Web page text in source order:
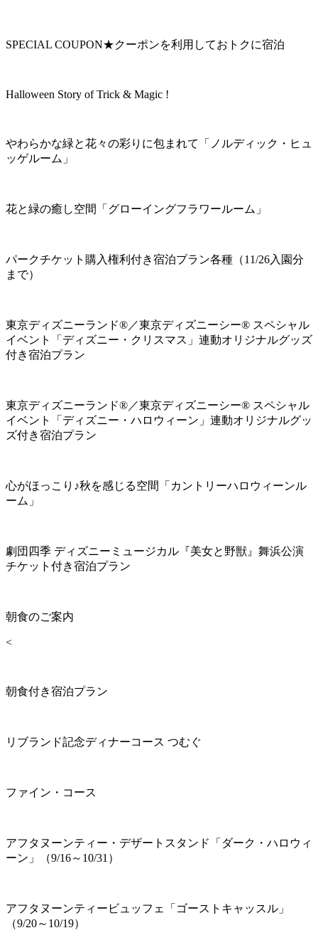
SPECIAL COUPON★クーポンを利用しておトクに宿泊
Halloween Story of Trick & Magic !
やわらかな緑と花々の彩りに包まれて「ノルディック・ヒュ
ッゲルーム」
花と緑の癒し空間「グローイングフラワールーム」
パークチケット購入権利付き宿泊プラン各種（11/26入園分
まで）
東京ディズニーランド®／東京ディズニーシー® スペシャル
イベント「ディズニー・クリスマス」連動オリジナルグッズ
付き宿泊プラン
東京ディズニーランド®／東京ディズニーシー® スペシャル
イベント「ディズニー・ハロウィーン」連動オリジナルグッ
ズ付き宿泊プラン
心がほっこり♪秋を感じる空間「カントリーハロウィーンル
ーム」
劇団四季 ディズニーミュージカル『美女と野獣』舞浜公演
チケット付き宿泊プラン
朝食のご案内
<
朝食付き宿泊プラン
リブランド記念ディナーコース つむぐ
ファイン・コース
アフタヌーンティー・デザートスタンド「ダーク・ハロウィ
ーン」（9/16～10/31）
アフタヌーンティービュッフェ「ゴーストキャッスル」
（9/20～10/19）